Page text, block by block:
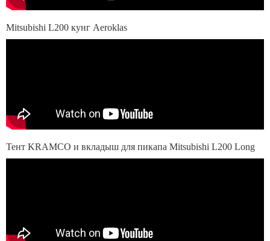
Mitsubishi L200 кунг Aeroklas
Тент KRAMCO и вкладыш для пикапа Mitsubishi L200 Long